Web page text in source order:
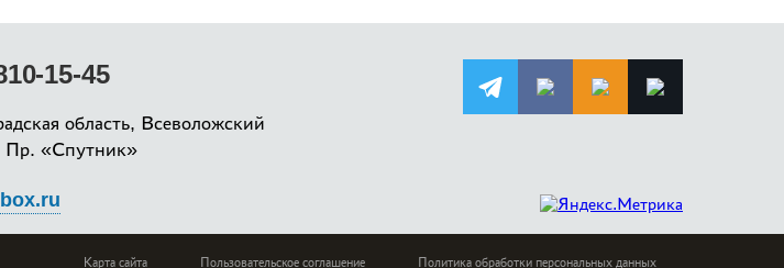
15-45
область, Всеволожский
Пр. «Спутник»
Карта сайта Пользовательское соглашение Политика обработки персональных данных